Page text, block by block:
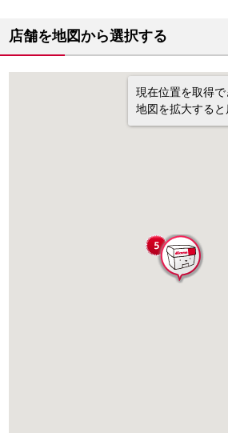
店舗を地図から選択する
現在位置を取得で
地図を拡大すると